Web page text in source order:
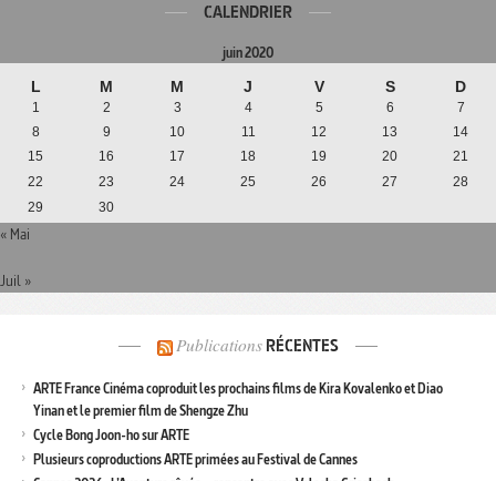
CALENDRIER
juin 2020
L M M J V S D
1 2 3 4 5 6
7
8
9 10 11 12 13
14
15
16 17 18 19 20
21
22
23 24 25 26 27
28
29
30
« Mai
Juil »
Publications RÉCENTES
ARTE France Cinéma coproduit les prochains films de Kira Kovalenko et Diao
Yinan et le premier film de Shengze Zhu
Cycle Bong Joon-ho sur ARTE
Plusieurs coproductions ARTE primées au Festival de Cannes